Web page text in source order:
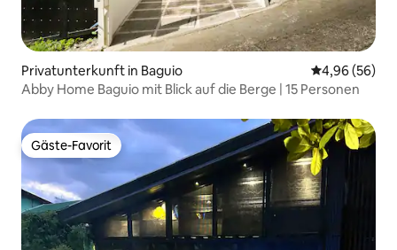
Privatunterkunft in Baguio
4,96 (56)
Abby Home Baguio mit Blick auf die Berge | 15 Personen
Gäste-Favorit
Gäste-Favorit